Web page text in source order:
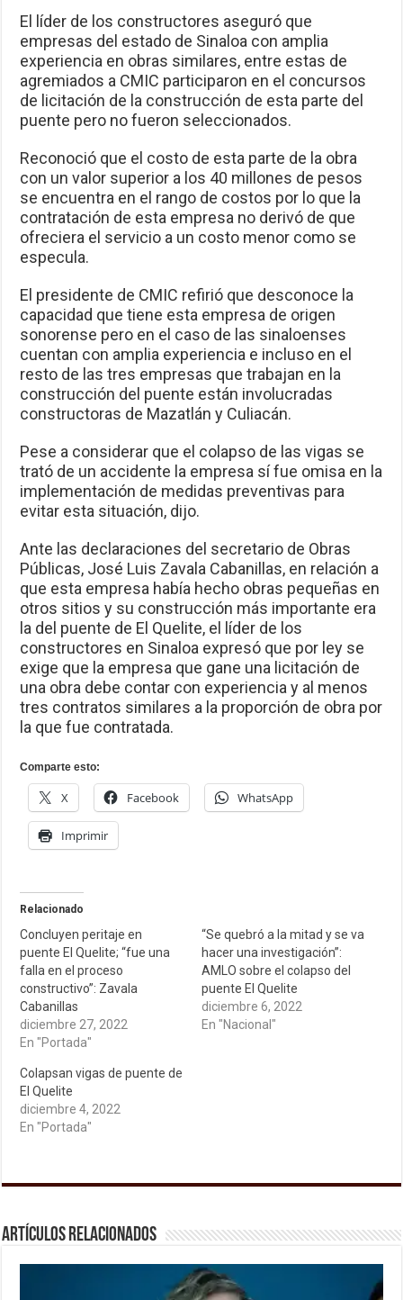
El líder de los constructores aseguró que
empresas del estado de Sinaloa con amplia
experiencia en obras similares, entre estas de
agremiados a CMIC participaron en el concursos
de licitación de la construcción de esta parte del
puente pero no fueron seleccionados.
Reconoció que el costo de esta parte de la obra
con un valor superior a los 40 millones de pesos
se encuentra en el rango de costos por lo que la
contratación de esta empresa no derivó de que
ofreciera el servicio a un costo menor como se
especula.
El presidente de CMIC refirió que desconoce la
capacidad que tiene esta empresa de origen
sonorense pero en el caso de las sinaloenses
cuentan con amplia experiencia e incluso en el
resto de las tres empresas que trabajan en la
construcción del puente están involucradas
constructoras de Mazatlán y Culiacán.
Pese a considerar que el colapso de las vigas se
trató de un accidente la empresa sí fue omisa en la
implementación de medidas preventivas para
evitar esta situación, dijo.
Ante las declaraciones del secretario de Obras
Públicas, José Luis Zavala Cabanillas, en relación a
que esta empresa había hecho obras pequeñas en
otros sitios y su construcción más importante era
la del puente de El Quelite, el líder de los
constructores en Sinaloa expresó que por ley se
exige que la empresa que gane una licitación de
una obra debe contar con experiencia y al menos
tres contratos similares a la proporción de obra por
la que fue contratada.
Comparte esto:
X Facebook WhatsApp
Imprimir
Relacionado
Concluyen peritaje en
puente El Quelite; “fue una
falla en el proceso
constructivo”: Zavala
Cabanillas
diciembre 27, 2022
En "Portada"
“Se quebró a la mitad y se va
hacer una investigación”:
AMLO sobre el colapso del
puente El Quelite
diciembre 6, 2022
En "Nacional"
Colapsan vigas de puente de
El Quelite
diciembre 4, 2022
En "Portada"
Artículos relacionados